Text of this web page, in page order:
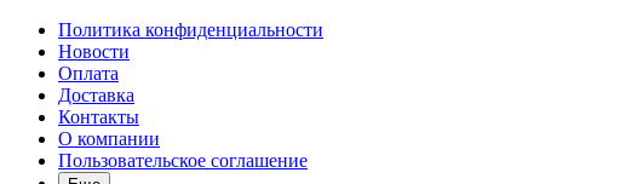
Политика конфиденциальности
Новости
Оплата
Доставка
Контакты
О компании
Пользовательское соглашение